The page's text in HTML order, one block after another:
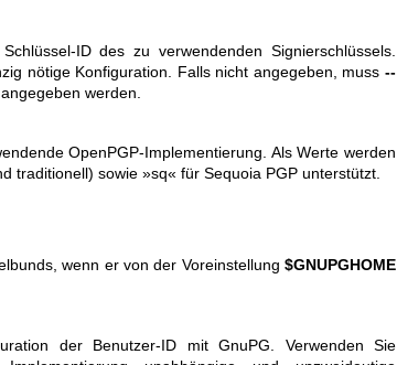
ID des zu verwendenden Signierschlüssels.
nötige Konfiguration. Falls nicht angegeben, muss --
werden.
OpenPGP-Implementierung. Als Werte werden
traditionell) sowie »sq« für Sequoia PGP unterstützt.
wenn er von der Voreinstellung $GNUPGHOME
der Benutzer-ID mit GnuPG. Verwenden Sie